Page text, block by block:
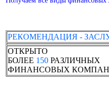
РЕКОМЕНДАЦИЯ -
ОТКРЫТО
БОЛЕЕ 150 РАЗЛИЧНЫХ
ФИНАНСОВЫХ